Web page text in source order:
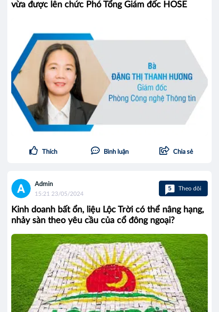
vừa được lên chức Phó Tổng Giám đốc HOSE
Thích Bình luận Chia sẻ
Admin
15:21 23/05/2024
5 Theo dõi
Kinh doanh bất ổn, liệu Lộc Trời có thể nâng hạng,
nhảy sàn theo yêu cầu của cổ đông ngoại?